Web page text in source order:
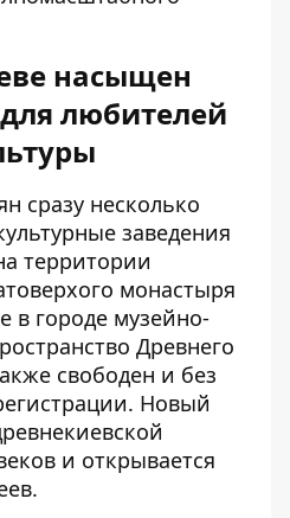
насыщен
любителей
сразу несколько
заведения
территории
монастыря
в городе музейно-
Древнего
свободен и без
Новый
и открывается